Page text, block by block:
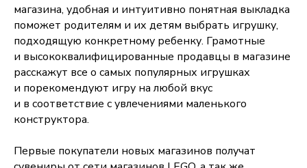
магазина, удобная и интуитивно понятная выкладка
поможет родителям и их детям выбрать игрушку,
подходящую конкретному ребенку. Грамотные
и высококвалифицированные продавцы в магазине
расскажут все о самых популярных игрушках
и порекомендуют игру на любой вкус
и в соответствие с увлечениями маленького
конструктора.
Первые покупатели новых магазинов получат